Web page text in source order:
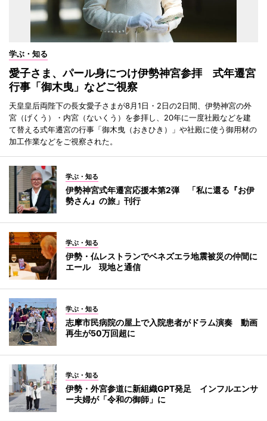
学ぶ・知る
愛子さま、パール身につけ伊勢神宮参拝 式年遷宮
行事「御木曳」などご視察
天皇皇后両陛下の長女愛子さまが8月1日・2日の2日間、伊勢神宮の外
宮（げくう）・内宮（ないくう）を参拝し、20年に一度社殿などを建
て替える式年遷宮の行事「御木曳（おきひき）」や社殿に使う御用材の
加工作業などをご視察された。
学ぶ・知る
伊勢神宮式年遷宮応援本第2弾 「私に還る『お伊
勢さん』の旅」刊行
学ぶ・知る
伊勢・仏レストランでベネズエラ地震被災の仲間に
エール 現地と通信
学ぶ・知る
志摩市民病院の屋上で入院患者がドラム演奏 動画
再生が50万回超に
学ぶ・知る
伊勢・外宮参道に新組織GPT発足 インフルエンサ
ー夫婦が「令和の御師」に